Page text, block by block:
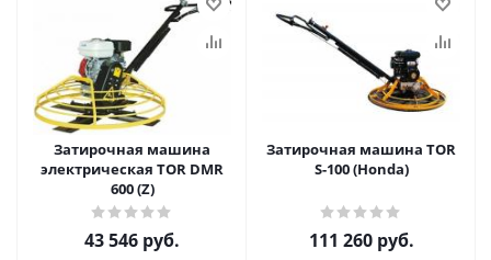
Затирочная машина
электрическая TOR DMR
600 (Z)
43 546 руб.
Затирочная машина TOR
S-100 (Honda)
111 260руб.